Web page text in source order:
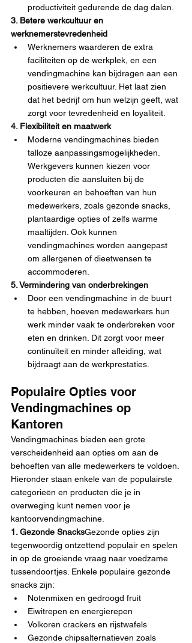
productiviteit gedurende de dag dalen.
3. Betere werkcultuur en
werknemerstevredenheid
Werknemers waarderen de extra
faciliteiten op de werkplek, en een
vendingmachine kan bijdragen aan een
positievere werkcultuur. Het laat zien
dat het bedrijf om hun welzijn geeft, wat
zorgt voor tevredenheid en loyaliteit.
4. Flexibiliteit en maatwerk
Moderne vendingmachines bieden
talloze aanpassingsmogelijkheden.
Werkgevers kunnen kiezen voor
producten die aansluiten bij de
voorkeuren en behoeften van hun
medewerkers, zoals gezonde snacks,
plantaardige opties of zelfs warme
maaltijden. Ook kunnen
vendingmachines worden aangepast
om allergenen of dieetwensen te
accommoderen.
5. Vermindering van onderbrekingen
Door een vendingmachine in de buurt
te hebben, hoeven medewerkers hun
werk minder vaak te onderbreken voor
eten en drinken. Dit zorgt voor meer
continuïteit en minder afleiding, wat
bijdraagt aan de werkprestaties.
Populaire Opties voor
Vendingmachines op
Kantoren
Vendingmachines bieden een grote
verscheidenheid aan opties om aan de
behoeften van alle medewerkers te voldoen.
Hieronder staan enkele van de populairste
categorieën en producten die je in
overweging kunt nemen voor je
kantoorvendingmachine.
1. Gezonde SnacksGezonde opties zijn
tegenwoordig ontzettend populair en spelen
in op de groeiende vraag naar voedzame
tussendoortjes. Enkele populaire gezonde
snacks zijn:
Notenmixen en gedroogd fruit
Eiwitrepen en energierepen
Volkoren crackers en rijstwafels
Gezonde chipsalternatieven zoals